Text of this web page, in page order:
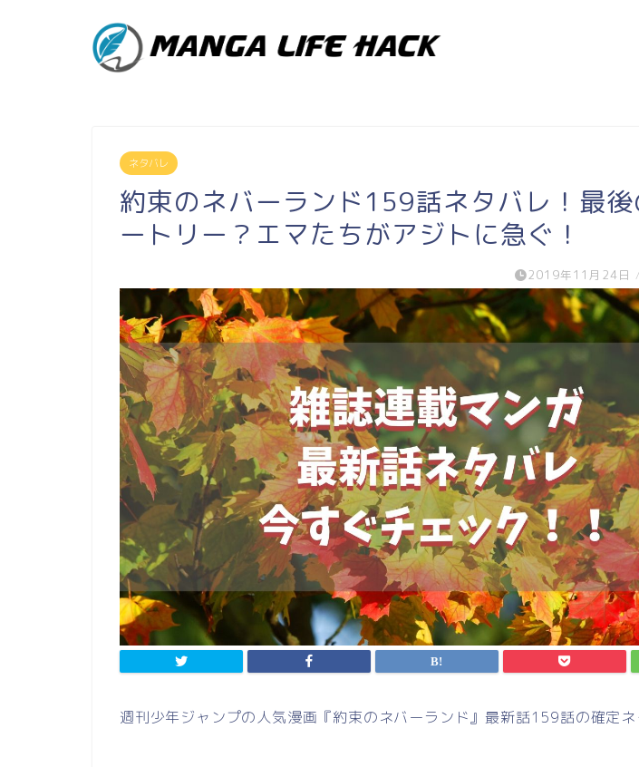
ネタバレ
約束のネバーランド159話ネタバレ！最後
ートリー？エマたちがアジトに急ぐ！
2019年11月24日 /
週刊少年ジャンプの人気漫画『約束のネバーランド』最新話159話の確定ネ